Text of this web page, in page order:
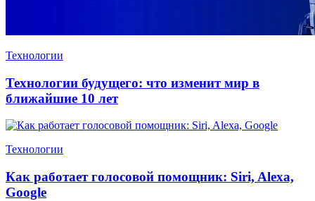
Технологии
Технологии будущего: что изменит мир в
ближайшие 10 лет
Технологии
Как работает голосовой помощник: Siri, Alexa,
Google